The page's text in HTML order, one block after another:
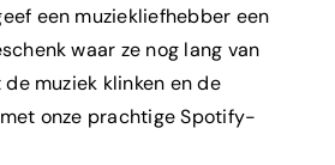
een muziekliefhebber een
waar ze nog lang van
muziek klinken en de
onze prachtige Spotify-